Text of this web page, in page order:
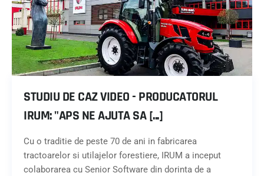
STUDIU DE CAZ VIDEO - PRODUCATORUL
IRUM: "APS NE AJUTA SA [...]
Cu o traditie de peste 70 de ani in fabricarea
tractoarelor si utilajelor forestiere, IRUM a inceput
colaborarea cu Senior Software din dorinta de a